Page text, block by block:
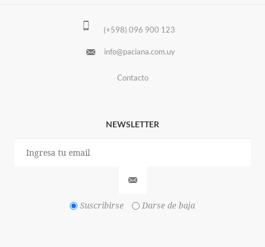
(+598) 096 900 123
info@paciana.com.uy
Contacto
NEWSLETTER
Suscribirse Darse de baja